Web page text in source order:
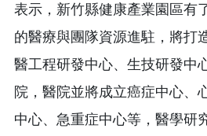
表示，新竹縣健康產業園區有
的醫療與團隊資源進駐，將打
醫工程研發中心、生技研發中
院，醫院並將成立癌症中心、
中心、急重症中心等，醫學研